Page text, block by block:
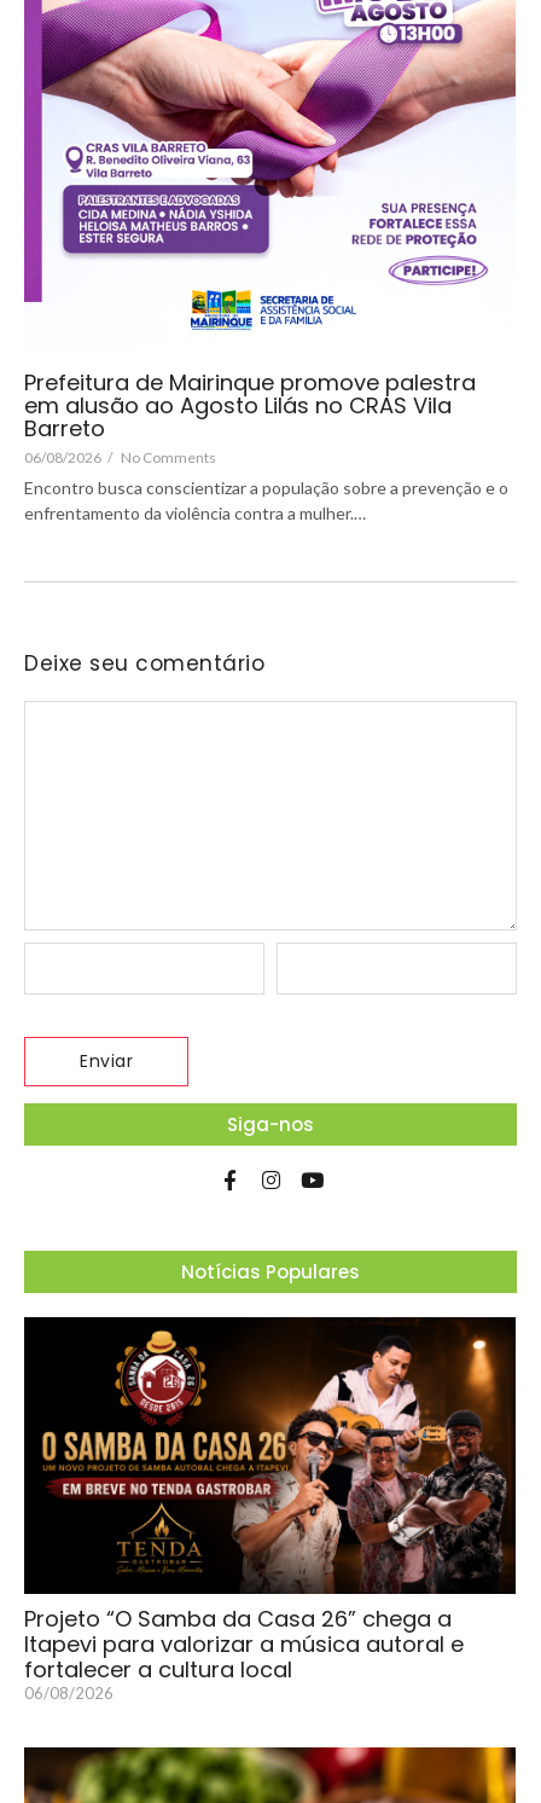
Prefeitura de Mairinque promove palestra
em alusão ao Agosto Lilás no CRAS Vila
Barreto
06/08/2026 / No Comments
Encontro busca conscientizar a população sobre a prevenção e o
enfrentamento da violência contra a mulher.…
Deixe seu comentário
Siga-nos
Notícias Populares
Projeto “O Samba da Casa 26” chega a
Itapevi para valorizar a música autoral e
fortalecer a cultura local
06/08/2026